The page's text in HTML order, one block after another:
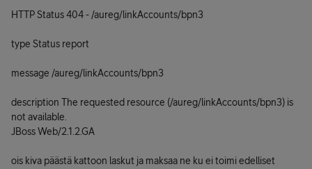
HTTP Status 404 - /aureg/linkAccounts/bpn3
type Status report
message /aureg/linkAccounts/bpn3
description The requested resource (/aureg/linkAccounts/bpn3) is
not available.
JBoss Web/2.1.2.GA
ois kiva päästä kattoon laskut ja maksaa ne ku ei toimi edelliset